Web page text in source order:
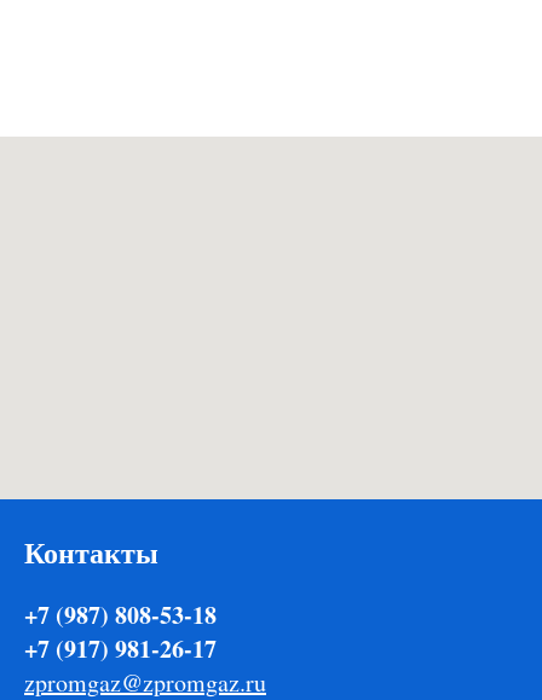
Контакты
+7 (987) 808-53-18
+7 (917) 981-26-17
zpromgaz@zpromgaz.ru